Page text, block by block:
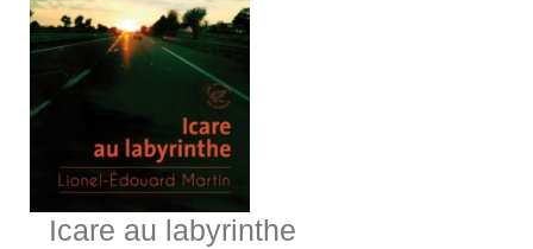
Icare au labyrinthe